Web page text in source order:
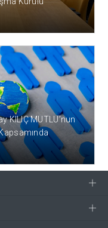
KILIÇ MUTLU’nun